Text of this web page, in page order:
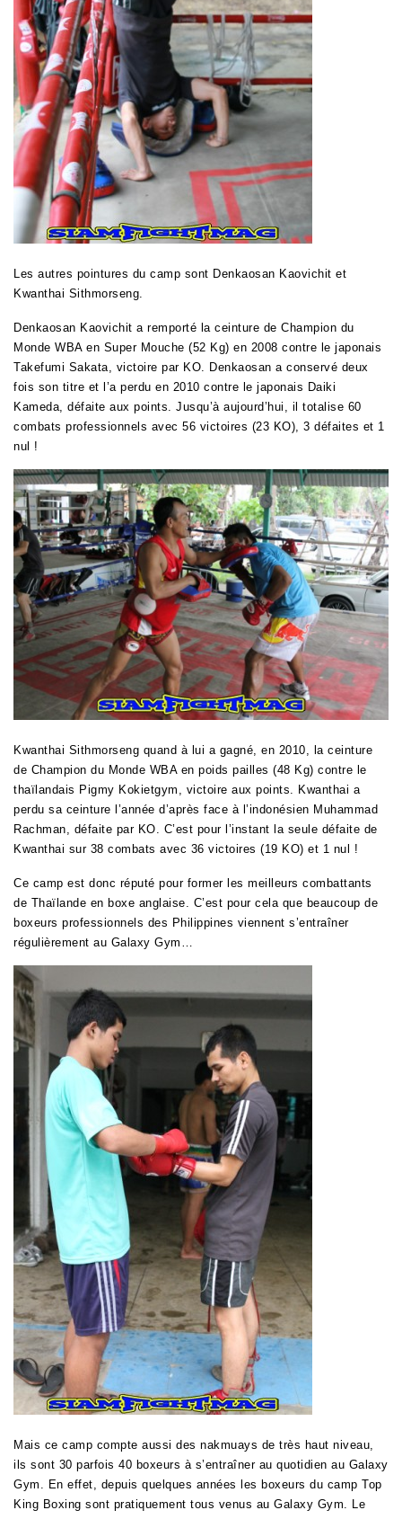
Les autres pointures du camp sont Denkaosan Kaovichit et
Kwanthai Sithmorseng.
Denkaosan Kaovichit a remporté la ceinture de Champion du
Monde WBA en Super Mouche (52 Kg) en 2008 contre le japonais
Takefumi Sakata, victoire par KO. Denkaosan a conservé deux
fois son titre et l’a perdu en 2010 contre le japonais Daiki
Kameda, défaite aux points. Jusqu’à aujourd’hui, il totalise 60
combats professionnels avec 56 victoires (23 KO), 3 défaites et 1
nul !
Kwanthai Sithmorseng quand à lui a gagné, en 2010, la ceinture
de Champion du Monde WBA en poids pailles (48 Kg) contre le
thaïlandais Pigmy Kokietgym, victoire aux points. Kwanthai a
perdu sa ceinture l’année d’après face à l’indonésien Muhammad
Rachman, défaite par KO. C’est pour l’instant la seule défaite de
Kwanthai sur 38 combats avec 36 victoires (19 KO) et 1 nul !
Ce camp est donc réputé pour former les meilleurs combattants
de Thaïlande en boxe anglaise. C’est pour cela que beaucoup de
boxeurs professionnels des Philippines viennent s’entraîner
régulièrement au Galaxy Gym…
Mais ce camp compte aussi des nakmuays de très haut niveau,
ils sont 30 parfois 40 boxeurs à s’entraîner au quotidien au Galaxy
Gym. En effet, depuis quelques années les boxeurs du camp Top
King Boxing sont pratiquement tous venus au Galaxy Gym. Le